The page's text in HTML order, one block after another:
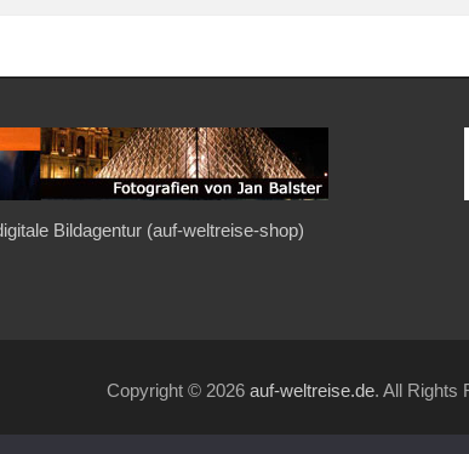
Bildagentur (auf-weltreise-shop)
Copyright © 2026 auf-weltreise.de. All Rights